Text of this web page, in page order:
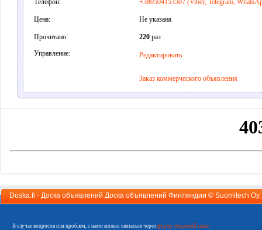
Телефон: +380504153507 (Viber, Telegram,
Цена: Не указана
Прочитано: 220раз
Управление:
Редактировать
Заказ коммерческого объявления
Doska.fi - Доска объявлений Доска объявлений Финляндии © Suomitech Oy
В случае вопросов или проблем, с нами можно связаться через форму обратной связи